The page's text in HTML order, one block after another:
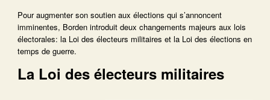
Pour augmenter son soutien aux élections qui s’annoncent
imminentes, Borden introduit deux changements majeurs aux lois
électorales: la Loi des électeurs militaires et la Loi des élections en
temps de guerre.
La Loi des électeurs militaires